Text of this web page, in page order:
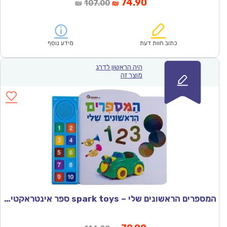
₪ 107.00
₪107.00.
₪ 74.90
הוא:
כתוב חוות דעת מידע נוסף
היה הראשון לדרג
מוצר זה
המספרים הראשונים שלי – spark toys ספר אינטראקטיבי